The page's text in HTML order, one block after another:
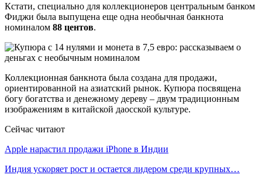
Кстати, специально для коллекционеров центральным банком
Фиджи была выпущена еще одна необычная банкнота
номиналом 88 центов.
Коллекционная банкнота была создана для продажи,
ориентированной на азиатский рынок. Купюра посвящена
богу богатства и денежному дереву – двум традиционным
изображениям в китайской даосской культуре.
Сейчас читают
Apple нарастил продажи iPhone в Индии
Индия ускоряет рост и остается лидером среди крупных…